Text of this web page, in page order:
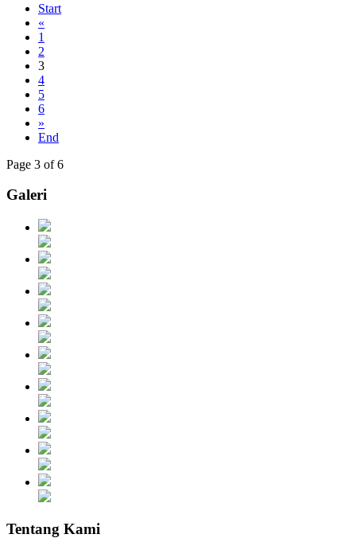
Start
«
1
2
3
4
5
6
»
End
Page 3 of 6
Galeri
Tentang Kami